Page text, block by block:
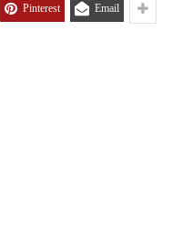
Pinterest Email
08/12/2025